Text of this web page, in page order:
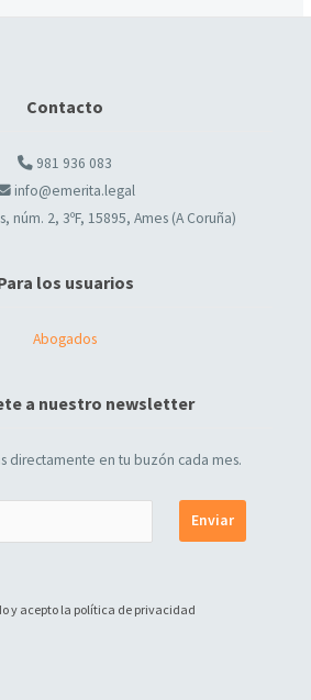
Contacto
981 936 083
info@emerita.legal
núm. 2, 3ºF, 15895, Ames (A Coruña)
los usuarios
Abogados
a nuestro newsletter
directamente en tu buzón cada mes.
y acepto la política de privacidad